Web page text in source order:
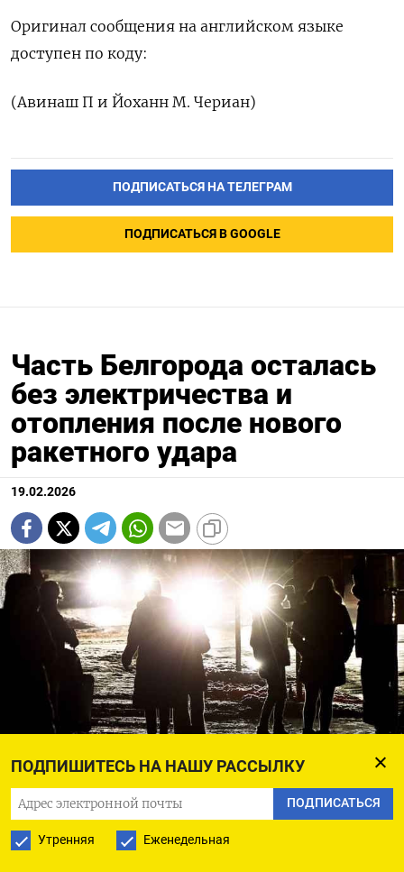
ПОДПИШИТЕСЬ НА НАШУ РАССЫЛКУ
ПОДПИСАТЬСЯ
Утренняя Еженедельная
Оригинал сообщения ‌на английском языке
‌доступен по коду:
(Авинаш ​П и Йоханн ‌М. Чериан)
ПОДПИСАТЬСЯ НА ТЕЛЕГРАМ
ПОДПИСАТЬСЯ В GOOGLE
Часть Белгорода осталась
без электричества и
отопления после нового
ракетного удара
19.02.2026
EPA / ТАСС
В Белгороде вечером 18 февраля частично